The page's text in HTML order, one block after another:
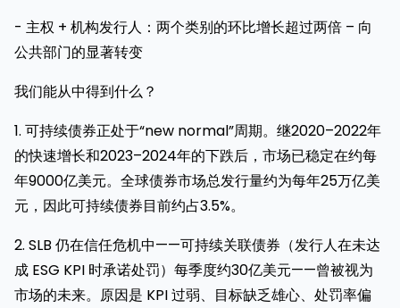
- 主权 + 机构发行人：两个类别的环比增长超过两倍 – 向
公共部门的显著转变
我们能从中得到什么？
1. 可持续债券正处于“new normal”周期。继2020–2022年
的快速增长和2023–2024年的下跌后，市场已稳定在约每
年9000亿美元。全球债券市场总发行量约为每年25万亿美
元，因此可持续债券目前约占3.5%。
2. SLB 仍在信任危机中——可持续关联债券（发行人在未达
成 ESG KPI 时承诺处罚）每季度约30亿美元——曾被视为
市场的未来。原因是 KPI 过弱、目标缺乏雄心、处罚率偏